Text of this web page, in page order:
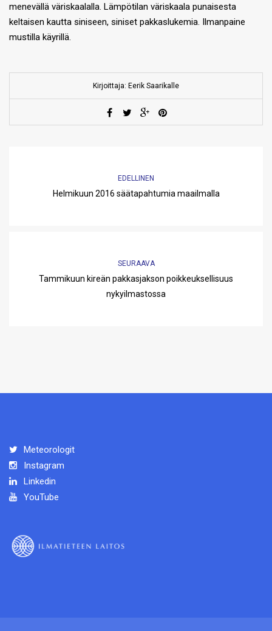
menevällä väriskaalalla. Lämpötilan väriskaala punaisesta
keltaisen kautta siniseen, siniset pakkaslukemia. Ilmanpaine
mustilla käyrillä.
Kirjoittaja: Eerik Saarikalle
EDELLINEN
Helmikuun 2016 säätapahtumia maailmalla
SEURAAVA
Tammikuun kireän pakkasjakson poikkeuksellisuus
nykyilmastossa
Meteorologit
Instagram
Linkedin
YouTube